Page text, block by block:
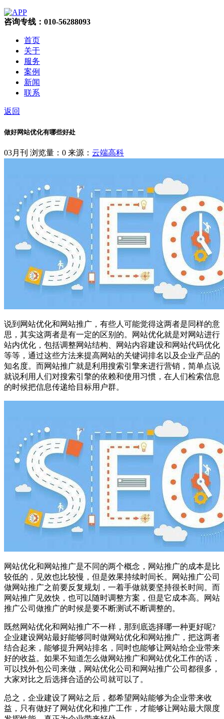
咨询专线：010-56288093
首页
关于
服务
案例
新闻
联系
返回
做好网站优化有哪些好处
03月刊 浏览量：0 来源： 云端高科
说到网站优化和网站推广，有些人可能觉得这两者是同样的意
思，其实这两者是有一定的区别的。网站优化就是对网站进行
站内优化，包括调整网站结构、网站内容建设和网站代码优化
等等，通过这些方法来提高网站的关键词排名以及企业产品的
知名度。而网站推广就是利用搜索引擎来进行营销，简单点说
就说利用人们对搜索引擎的依赖和使用习惯，在人们检索信息
的时候把信息传递给目标用户群。
网站优化和网站推广是不同的两个概念，网站推广的成本是比
较低的，见效也比较慢，但是效果持续时间长。网站推广公司
做网站推广之前要反复规划，一着手做就要坚持很长时间。而
网站推广见效快，也可以随时调整方案，但是它成本高。网站
推广公司做推广的时候是要不断测试不断调整的。
既然网站优化和网站推广不一样，那到底选择哪一种更好呢?
企业建设网站最好能够同时做网站优化和网站推广，把这两者
结合起来，能够提升网站排名，同时也能够让网站给企业带来
好的收益。如果不知道怎么做网站推广和网站优化工作的话，
可以找外包公司来做，网站优化公司和网站推广公司都很多，
大家对比之后选择合适的公司就可以了。
总之，企业建设了网站之后，都希望网站能够为企业带来收
益，只有做好了网站优化和推广工作，才能够让网站最大限度